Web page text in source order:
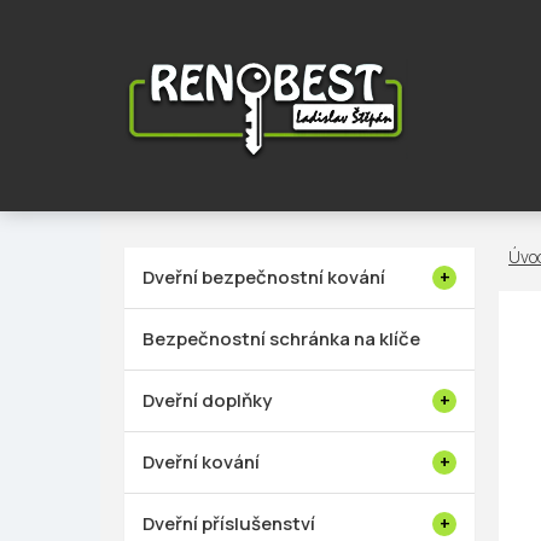
Dveřní bezpečnostní kování
Bezpečnostní schránka na klíče
Dveřní doplňky
Dveřní kování
Dveřní příslušenství